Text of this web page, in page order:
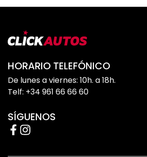
HORARIO TELEFÓNICO
De lunes a viernes: 10h. a 18h.
Telf: +34 961 66 66 60
SÍGUENOS